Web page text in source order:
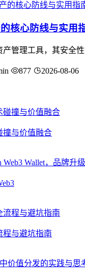
核心防线与实用
产管理工具，其安全
877 2026-08-06
撞与价值融合
程与避坑指南